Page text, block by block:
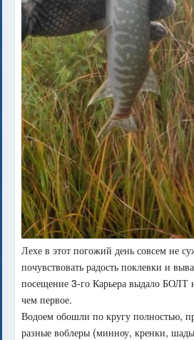
Лехе в этот погожий день совсем не
почувствовать радость поклевки и
посещение 3-го Карьера выдало БОЛТ
чем первое.
Водоем обошли по кругу полностью,
разные воблеры (минноу, кренки,